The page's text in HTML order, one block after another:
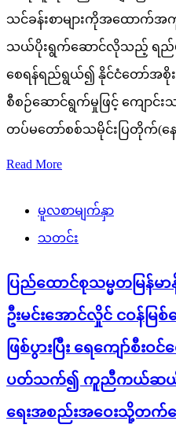
သင်ခန်းစာများကိုအထောက်အ
သယ်ပိုးရွက်ဆောင်လိုသည့် ရည်မှန်
စေရန်ရည်ရွယ်၍ နိုင်ငံတော်အစို
စီစဉ်ဆောင်ရွက်မှုဖြင့် ကျောင်းသ
တပ်မတော်စစ်သမိုင်းပြတိုက်(န
Read More
မူလစာမျက်နှာ
သတင်း
ပြည်ထောင်စုသမ္မတမြန်မ
ဦးမင်းအောင်လှိုင် ငဝန်မ
ဖြစ်ပွားပြီး ရေကျော်စီးဝ
ပတ်သက်၍ ကူညီကယ်ဆယ်ရ
ရေးအစည်းအဝေးသို့တက်